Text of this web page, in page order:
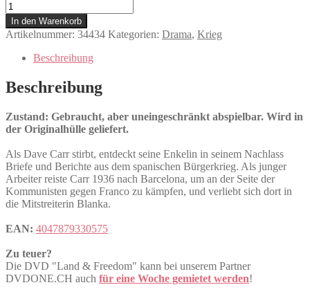
Land
&
Freedom
Menge
In den Warenkorb
Artikelnummer: 34434 Kategorien: Drama, Krieg
Beschreibung
Beschreibung
Zustand: Gebraucht, aber uneingeschränkt abspielbar. Wird in
der Originalhülle geliefert.
Als Dave Carr stirbt, entdeckt seine Enkelin in seinem Nachlass
Briefe und Berichte aus dem spanischen Bürgerkrieg. Als junger
Arbeiter reiste Carr 1936 nach Barcelona, um an der Seite der
Kommunisten gegen Franco zu kämpfen, und verliebt sich dort in
die Mitstreiterin Blanka.
EAN: 4047879330575
Zu teuer?
Die DVD "Land & Freedom" kann bei unserem Partner
DVDONE.CH auch für eine Woche gemietet werden!